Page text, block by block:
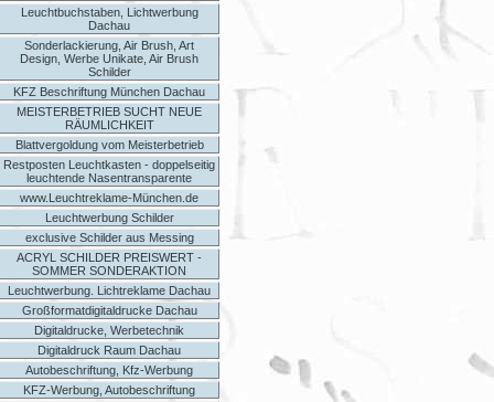
Leuchtbuchstaben, Lichtwerbung
Dachau
Sonderlackierung, Air Brush, Art
Design, Werbe Unikate, Air Brush
Schilder
KFZ Beschriftung München Dachau
MEISTERBETRIEB SUCHT NEUE
RÄUMLICHKEIT
Blattvergoldung vom Meisterbetrieb
Restposten Leuchtkasten - doppelseitig
leuchtende Nasentransparente
www.Leuchtreklame-München.de
Leuchtwerbung Schilder
exclusive Schilder aus Messing
ACRYL SCHILDER PREISWERT -
SOMMER SONDERAKTION
Leuchtwerbung. Lichtreklame Dachau
Großformatdigitaldrucke Dachau
Digitaldrucke, Werbetechnik
Digitaldruck Raum Dachau
Autobeschriftung, Kfz-Werbung
KFZ-Werbung, Autobeschriftung